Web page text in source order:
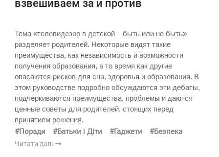
взвешиваем за и против
Тема «телевидезор в детской – быть или не быть»
разделяет родителей. Некоторые видят такие
преимущества, как независимость и возможности
получения образования, в то время как другие
опасаются рисков для сна, здоровья и образования. В
этом руководстве подробно обсуждаются эти дебаты,
подчеркиваются преимущества, проблемы и даются
ценные советы для родителей, стоящих перед
принятием решения.
#Поради #Батьки і Діти #Гаджети #Безпека
Читати далі